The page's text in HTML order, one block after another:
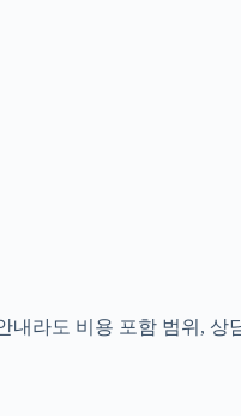
라도 비용 포함 범위, 상